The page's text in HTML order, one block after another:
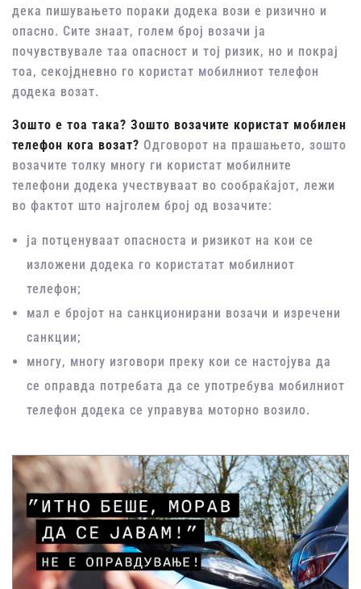
дека пишувањето пораки додека вози е ризично и
опасно. Сите знаат, голем број возачи ја
почувствувале таа опасност и тој ризик, но и покрај
тоа, секојдневно го користат мобилниот телефон
додека возат.
Зошто е тоа така? Зошто возачите користат мобилен
телефон кога возат? Одговорот на прашањето, зошто
возачите толку многу ги користат мобилните
телефони додека учествуваат во сообраќајот, лежи
во фактот што најголем број од возачите:
ја потценуваат опасноста и ризикот на кои се
изложени додека го користатат мобилниот
телефон;
мал е бројот на санкционирани возачи и изречени
санкции;
многу, многу изговори преку кои се настојува да
се оправда потребата да се употребува мобилниот
телефон додека се управува моторно возило.